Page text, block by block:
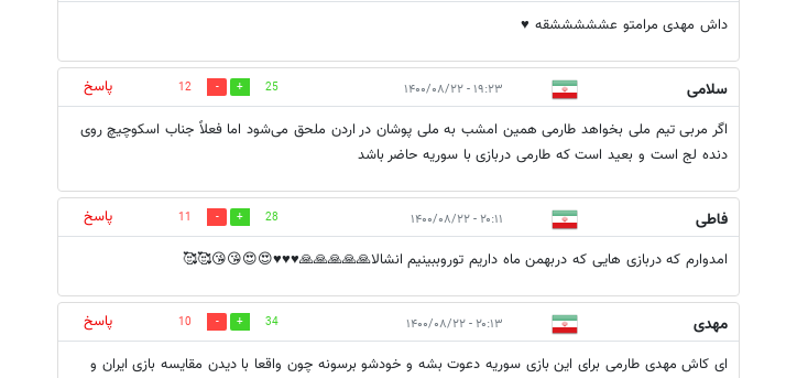
داش مهدی مرامتو عشششششقه ♥️
سلامی ۱۹:۲۳ - ۱۴۰۰/۰۸/۲۲ 25
12
پاسخ
اگر مربی تیم ملی بخواهد طارمی همین امشب به ملی پوشان در اردن ملحق می‌شود اما فعلاً جناب اسکوچیچ روی
دنده لج است و بعید است که طارمی دربازی با سوریه حاضر باشد
فاطی ۲۰:۱۱ - ۱۴۰۰/۰۸/۲۲ 28
11
پاسخ
امدوارم که دربازی هایی که دربهمن ماه داریم توروببینیم انشالا🙏🙏🙏🙏🙏♥♥♥😍😍😘😘🥰🥰
مهدی ۲۰:۱۳ - ۱۴۰۰/۰۸/۲۲ 34
10
پاسخ
ای کاش مهدی طارمی برای این بازی سوریه دعوت بشه و خودشو برسونه چون واقعا با دیدن مقایسه بازی ایران و